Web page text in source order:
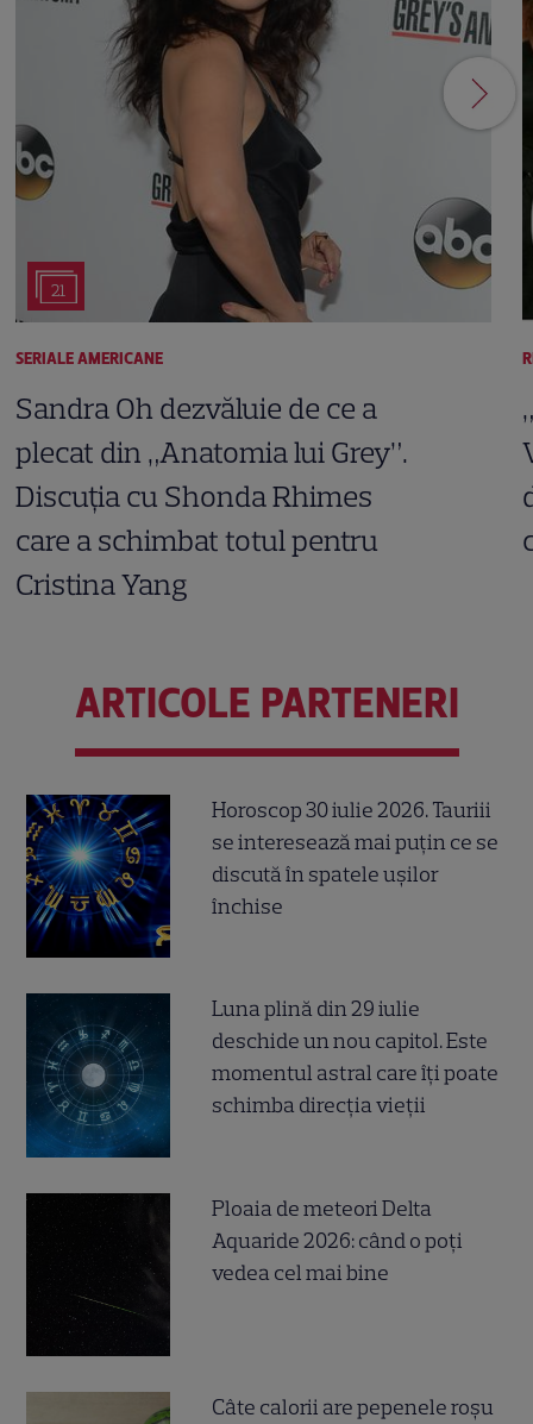
21
SERIALE AMERICANE
Sandra Oh dezvăluie de ce a
plecat din „Anatomia lui Grey”.
Discuția cu Shonda Rhimes
care a schimbat totul pentru
Cristina Yang
ARTICOLE PARTENERI
Horoscop 30 iulie 2026. Tauriii
se interesează mai puțin ce se
discută în spatele ușilor
închise
Luna plină din 29 iulie
deschide un nou capitol. Este
momentul astral care îți poate
schimba direcția vieții
Ploaia de meteori Delta
Aquaride 2026: când o poți
vedea cel mai bine
Câte calorii are pepenele roșu